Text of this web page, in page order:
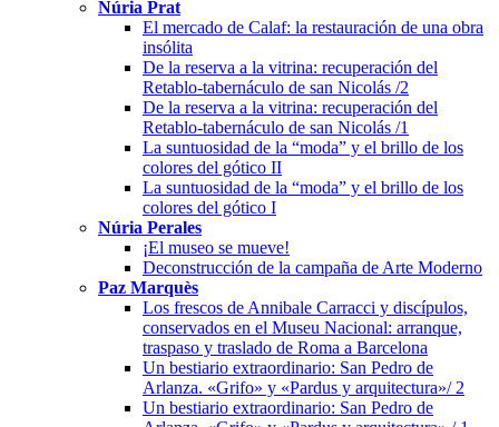
Núria Prat
El mercado de Calaf: la restauración de una obra
insólita
De la reserva a la vitrina: recuperación del
Retablo-tabernáculo de san Nicolás /2
De la reserva a la vitrina: recuperación del
Retablo-tabernáculo de san Nicolás /1
La suntuosidad de la “moda” y el brillo de los
colores del gótico II
La suntuosidad de la “moda” y el brillo de los
colores del gótico I
Núria Perales
¡El museo se mueve!
Deconstrucción de la campaña de Arte Moderno
Paz Marquès
Los frescos de Annibale Carracci y discípulos,
conservados en el Museu Nacional: arranque,
traspaso y traslado de Roma a Barcelona
Un bestiario extraordinario: San Pedro de
Arlanza. «Grifo» y «Pardus y arquitectura»/ 2
Un bestiario extraordinario: San Pedro de